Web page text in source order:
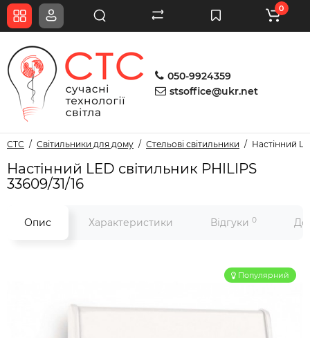
050-9924359
stsoffice@ukr.net
0
СТС Світильники для дому Стельові світильники Настінний
Настінний LED світильник PHILIPS
33609/31/16
Опис Характеристики Відгуки 0
Популярний